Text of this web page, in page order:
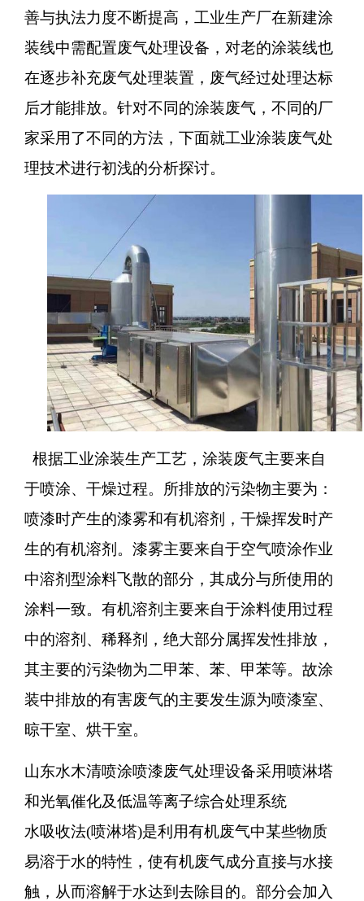
善与执法力度不断提高，工业生产厂在新建涂
装线中需配置废气处理设备，对老的涂装线也
在逐步补充废气处理装置，废气经过处理达标
后才能排放。针对不同的涂装废气，不同的厂
家采用了不同的方法，下面就工业涂装废气处
理技术进行初浅的分析探讨。
根据工业涂装生产工艺，涂装废气主要来自
于喷涂、干燥过程。所排放的污染物主要为：
喷漆时产生的漆雾和有机溶剂，干燥挥发时产
生的有机溶剂。漆雾主要来自于空气喷涂作业
中溶剂型涂料飞散的部分，其成分与所使用的
涂料一致。有机溶剂主要来自于涂料使用过程
中的溶剂、稀释剂，绝大部分属挥发性排放，
其主要的污染物为二甲苯、苯、甲苯等。故涂
装中排放的有害废气的主要发生源为喷漆室、
晾干室、烘干室。
山东水木清喷涂喷漆废气处理设备采用喷淋塔
和光氧催化及低温等离子综合处理系统
水吸收法(喷淋塔)是利用有机废气中某些物质
易溶于水的特性，使有机废气成分直接与水接
触，从而溶解于水达到去除目的。部分会加入